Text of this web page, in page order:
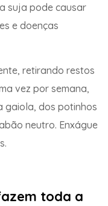
suja pode causar
e doenças
retirando restos
vez por semana,
gaiola, dos potinhos
neutro. Enxágue
toda a